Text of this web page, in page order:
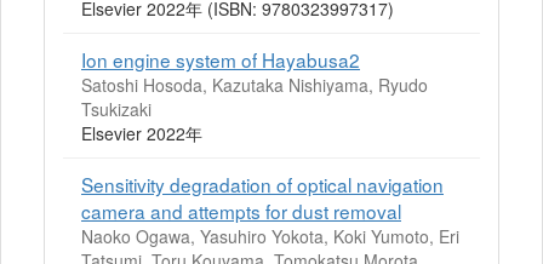
Elsevier 2022年 (ISBN: 9780323997317)
Ion engine system of Hayabusa2
Satoshi Hosoda, Kazutaka Nishiyama, Ryudo
Tsukizaki
Elsevier 2022年
Sensitivity degradation of optical navigation
camera and attempts for dust removal
Naoko Ogawa, Yasuhiro Yokota, Koki Yumoto, Eri